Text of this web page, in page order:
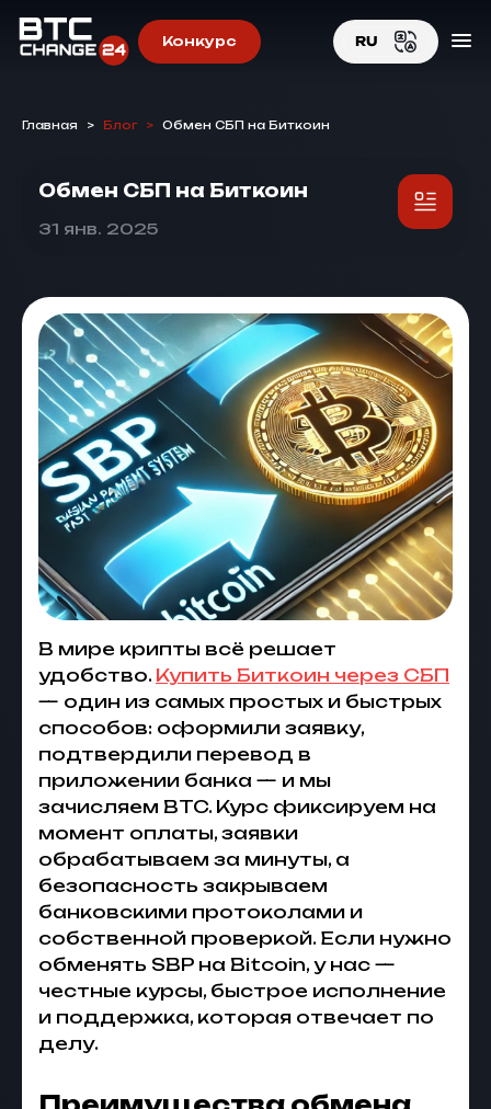
Конкурс RU
Главная > Блог > Обмен СБП на Биткоин
Обмен СБП на Биткоин
31 янв. 2025
В мире крипты всё решает
удобство. Купить Биткоин через СБП
— один из самых простых и быстрых
способов: оформили заявку,
подтвердили перевод в
приложении банка — и мы
зачисляем BTC. Курс фиксируем на
момент оплаты, заявки
обрабатываем за минуты, а
безопасность закрываем
банковскими протоколами и
собственной проверкой. Если нужно
обменять SBP на Bitcoin, у нас —
честные курсы, быстрое исполнение
и поддержка, которая отвечает по
делу.